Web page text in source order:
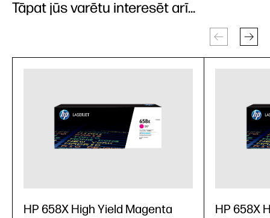
Tāpat jūs varētu interesēt arī...
HP 658X High Yield Magenta
HP 658X